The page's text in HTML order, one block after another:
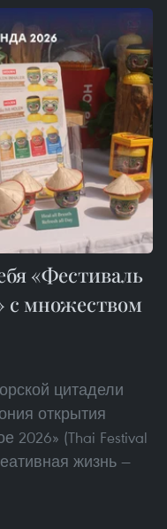
«Фестиваль
с множеством
цитадели
открытия
2026» (Thai Festival
жизнь —